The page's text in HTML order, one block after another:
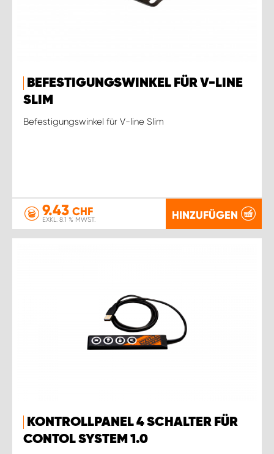
BEFESTIGUNGSWINKEL FÜR V-LINE
SLIM
Befestigungswinkel für V-line Slim
9.43 CHF
EXKL. 8.1 % MWST. HINZUFÜGEN
KONTROLLPANEL 4 SCHALTER FÜR
CONTOL SYSTEM 1.0